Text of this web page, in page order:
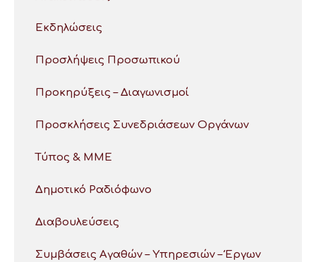
Εκδηλώσεις
Προσλήψεις Προσωπικού
Προκηρύξεις – Διαγωνισμοί
Προσκλήσεις Συνεδριάσεων Οργάνων
Τύπος & ΜΜΕ
Δημοτικό Ραδιόφωνο
Διαβουλεύσεις
Συμβάσεις Αγαθών – Υπηρεσιών – Έργων